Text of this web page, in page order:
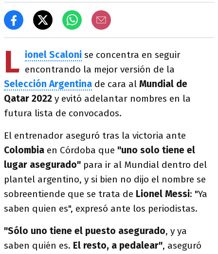
L ionel Scaloni se concentra en seguir
encontrando la mejor versión de la
Selección Argentina de cara al Mundial de
Qatar 2022 y evitó adelantar nombres en la
futura lista de convocados.
El entrenador aseguró tras la victoria ante
Colombia en Córdoba que "uno solo tiene el
lugar asegurado" para ir al Mundial dentro del
plantel argentino, y si bien no dijo el nombre se
sobreentiende que se trata de Lionel Messi: "Ya
saben quien es", expresó ante los periodistas.
"Sólo uno tiene el puesto asegurado, y ya
saben quién es. El resto, a pedalear", aseguró